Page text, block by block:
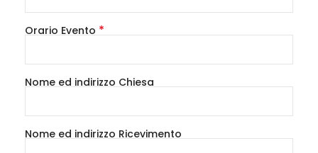
Orario Evento *
Nome ed indirizzo Chiesa
Nome ed indirizzo Ricevimento